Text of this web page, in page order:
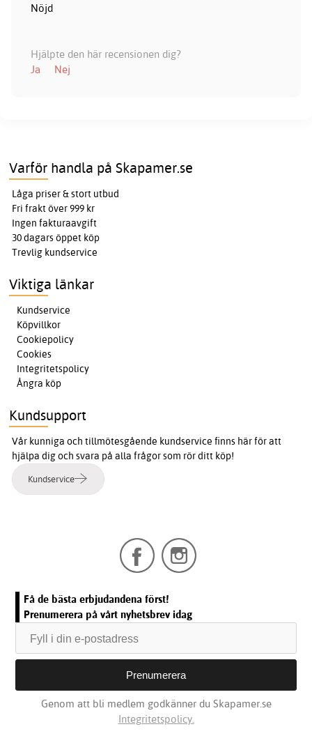
Nöjd
Hjälpte den här recensionen dig?
Ja
Nej
Varför handla på Skapamer.se
Låga priser & stort utbud
Fri frakt över 999 kr
Ingen fakturaavgift
30 dagars öppet köp
Trevlig kundservice
Viktiga länkar
Kundservice
Köpvillkor
Cookiepolicy
Cookies
Integritetspolicy
Ångra köp
Kundsupport
Vår kunniga och tillmötesgående kundservice finns här för att
hjälpa dig och svara på alla frågor som rör ditt köp!
Kundservice
Få de bästa erbjudandena först!
Prenumerera på vårt nyhetsbrev idag
Genom att bli medlem godkänner du Skapamer.se
Integritetspolicy.